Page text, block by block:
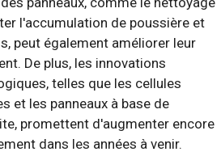
l'accumulation de poussière et
peut également améliorer leur
De plus, les innovations
telles que les cellules
et les panneaux à base de
promettent d'augmenter encore
dans les années à venir.